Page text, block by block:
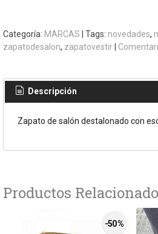
Categoría: MARCAS Tags: novedades
zapatodesalon zapatovestir
Descripción
Zapato de salón destalonado con
Productos
-50 %